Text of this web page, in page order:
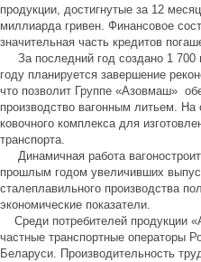
продукции, достигнутые за 12
миллиарда гривен. Финансовое
значительная часть кредитов
За последний год создано 1 700
году планируется завершение
что позволит Группе «Азовмаш»
производство вагонным литьем.
ковочного комплекса для
транспорта.
Динамичная работа
прошлым годом увеличивших
сталеплавильного производства
экономические показатели.
Среди потребителей продукции
частные транспортные операторы
Беларуси. Производительность